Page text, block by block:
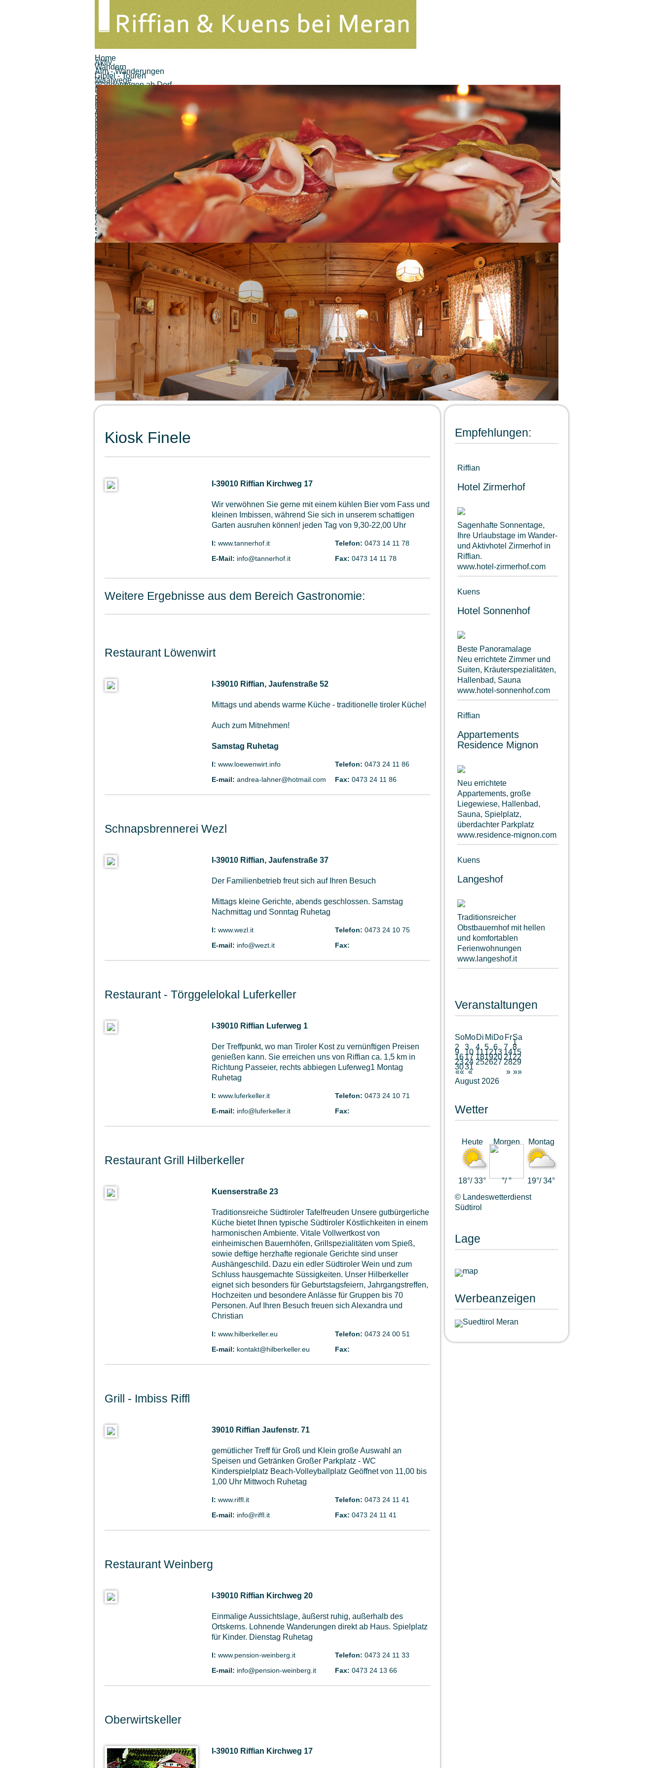
Home
Aktiv
Wandern
Alm - Wanderungen
Gipfel - Touren
Waalwege
Wanderungen ab Dorf
Meraner Höhenweg
Sport
Golf
Paragleiten
Biking
Andere
Gastronomie
Gastronomie
Restaurant Löwenwirt
Kiosk Finele
Pizzeria Eisdiele
Unterweger
Cafe Bar Imbisstube
Hubertus
Pizzeria Eisdiele Pircher
Alle (12) Ergebnisse
anzeigen...
Berggasthöfe
Gasthof Brunner
Gasthaus Pension Walde
Gasthaus Hochegger
Berggasthaus Unteröberst
Hofschank Bergrast
Alle (6) Ergebnisse
anzeigen...
Unterkünfte
Hotels
Alle (0) Ergebnisse
anzeigen...
Pensionen
Alle (0) Ergebnisse
anzeigen...
Sonstiges
Zimmervermieter
Ferienwohnungen
Urlaub auf dem Bauernhof
Berggasthöfe
Garni
Sehenswertes
Museen
Traktormuseum
Museum Passeier
Touriseum
Messner Mountain Museum
Schlösser
Schloss Tirol
Schloss Schenna
Kirchen
Wallfahrtskirche Riffian
Pfarrkirche Kuens
Sonstiges
Botanischer Garten
Erlebnisbergwerk
Pflegezentrum für
Vereine
A.S.V Riffian Sektion Ski
Über Riffian
Unsere Geschichte
Wallfahrtsort Riffian
Über Kuens
Pfarrkirche Kuens
Sonstiges
Lage und Anfahrt
Verkehrsbericht
Kiosk Finele
I-39010 Riffian Kirchweg 17
Wir verwöhnen Sie gerne mit einem kühlen Bier vom Fass und
kleinen Imbissen, während Sie sich in unserem schattigen
Garten ausruhen können! jeden Tag von 9,30-22,00 Uhr
I: www.tannerhof.it Telefon: 0473 14 11 78
E-Mail: info@tannerhof.it Fax: 0473 14 11 78
Weitere Ergebnisse aus dem Bereich Gastronomie:
Restaurant Löwenwirt
I-39010 Riffian, Jaufenstraße 52
Mittags und abends warme Küche - traditionelle tiroler Küche!
Auch zum Mitnehmen!
Samstag Ruhetag
I: www.loewenwirt.info Telefon: 0473 24 11 86
E-mail: andrea-lahner@hotmail.com Fax: 0473 24 11 86
Schnapsbrennerei Wezl
I-39010 Riffian, Jaufenstraße 37
Der Familienbetrieb freut sich auf Ihren Besuch
Mittags kleine Gerichte, abends geschlossen. Samstag
Nachmittag und Sonntag Ruhetag
I: www.wezl.it Telefon: 0473 24 10 75
E-mail: info@wezt.it Fax:
Restaurant - Törggelelokal Luferkeller
I-39010 Riffian Luferweg 1
Der Treffpunkt, wo man Tiroler Kost zu vernünftigen Preisen
genießen kann. Sie erreichen uns von Riffian ca. 1,5 km in
Richtung Passeier, rechts abbiegen Luferweg1 Montag
Ruhetag
I: www.luferkeller.it Telefon: 0473 24 10 71
E-mail: info@luferkeller.it Fax:
Restaurant Grill Hilberkeller
Kuenserstraße 23
Traditionsreiche Südtiroler Tafelfreuden Unsere gutbürgerliche
Küche bietet Ihnen typische Südtiroler Köstlichkeiten in einem
harmonischen Ambiente. Vitale Vollwertkost von
einheimischen Bauernhöfen, Grillspezialitäten vom Spieß,
sowie deftige herzhafte regionale Gerichte sind unser
Aushängeschild. Dazu ein edler Südtiroler Wein und zum
Schluss hausgemachte Süssigkeiten. Unser Hilberkeller
eignet sich besonders für Geburtstagsfeiern, Jahrgangstreffen,
Hochzeiten und besondere Anlässe für Gruppen bis 70
Personen. Auf Ihren Besuch freuen sich Alexandra und
Christian
I: www.hilberkeller.eu Telefon: 0473 24 00 51
E-mail: kontakt@hilberkeller.eu Fax:
Grill - Imbiss Riffl
39010 Riffian Jaufenstr. 71
gemütlicher Treff für Groß und Klein große Auswahl an
Speisen und Getränken Großer Parkplatz - WC
Kinderspielplatz Beach-Volleyballplatz Geöffnet von 11,00 bis
1,00 Uhr Mittwoch Ruhetag
I: www.riffl.it Telefon: 0473 24 11 41
E-mail: info@riffl.it Fax: 0473 24 11 41
Restaurant Weinberg
I-39010 Riffian Kirchweg 20
Einmalige Aussichtslage, äußerst ruhig, außerhalb des
Ortskerns. Lohnende Wanderungen direkt ab Haus. Spielplatz
für Kinder. Dienstag Ruhetag
I: www.pension-weinberg.it Telefon: 0473 24 11 33
E-mail: info@pension-weinberg.it Fax: 0473 24 13 66
Oberwirtskeller
I-39010 Riffian Kirchweg 17
Empfehlungen:
Riffian
Hotel Zirmerhof
Sagenhafte Sonnentage,
Ihre Urlaubstage im Wander-
und Aktivhotel Zirmerhof in
Riffian.
www.hotel-zirmerhof.com
Kuens
Hotel Sonnenhof
Beste Panoramalage
Neu errichtete Zimmer und
Suiten, Kräuterspezialitäten,
Hallenbad, Sauna
www.hotel-sonnenhof.com
Riffian
Appartements
Residence Mignon
Neu errichtete
Appartements, große
Liegewiese, Hallenbad,
Sauna, Spielplatz,
überdachter Parkplatz
www.residence-mignon.com
Kuens
Langeshof
Traditionsreicher
Obstbauernhof mit hellen
und komfortablen
Ferienwohnungen
www.langeshof.it
Veranstaltungen
SoMoDi MiDo FrSa
1
2 3 4 5 6 7 8
9 10 111213 1415
1617 181920 2122
2324 2526272829
3031
«« « » »»
August 2026
Wetter
Heute
18°/ 33°
Morgen
°/ °
Montag
19°/ 34°
© Landeswetterdienst
Südtirol
Lage
Werbeanzeigen